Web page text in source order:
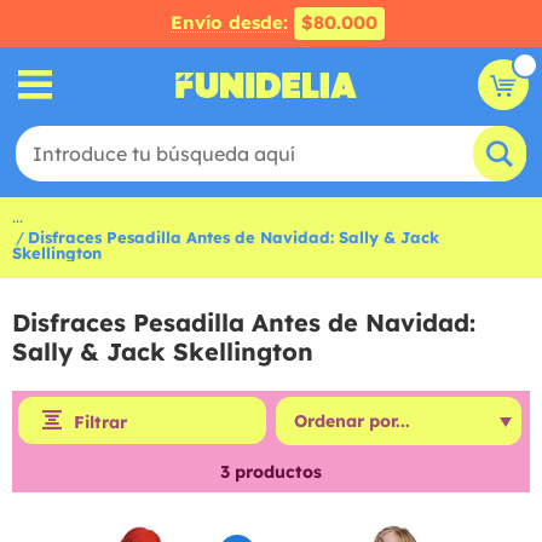
Envío desde: $80.000
...
Disfraces Pesadilla Antes de Navidad: Sally & Jack
Skellington
Disfraces Pesadilla Antes de Navidad:
Sally & Jack Skellington
Filtrar
3 productos